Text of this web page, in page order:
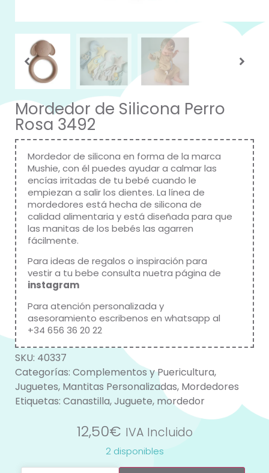
Mordedor de Silicona Perro
Rosa 3492
Mordedor de silicona en forma de la marca
Mushie, con él puedes ayudar a calmar las
encías irritadas de tu bebé cuando le
empiezan a salir los dientes. La línea de
mordedores está hecha de silicona de
calidad alimentaria y está diseñada para que
las manitas de los bebés las agarren
fácilmente.
Para ideas de regalos o inspiración para
vestir a tu bebe consulta nuetra página de
instagram
Para atención personalizada y
asesoramiento escribenos en whatsapp al
+34 656 36 20 22
SKU: 40337
Categorías: Complementos y Puericultura,
Juguetes, Mantitas Personalizadas, Mordedores
Etiquetas: Canastilla,Juguete, mordedor
12,50€ IVA Incluido
2 disponibles